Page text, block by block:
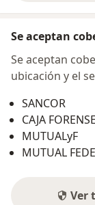
Se aceptan
Se aceptan
ubicación y el
SANCOR
CAJA FORENSE
MUTUALyF
MUTUAL
Ver